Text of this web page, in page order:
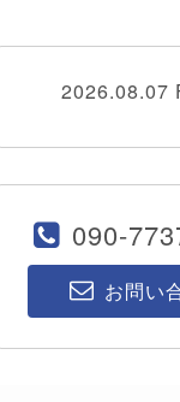
2026.08.07
090-
お問い